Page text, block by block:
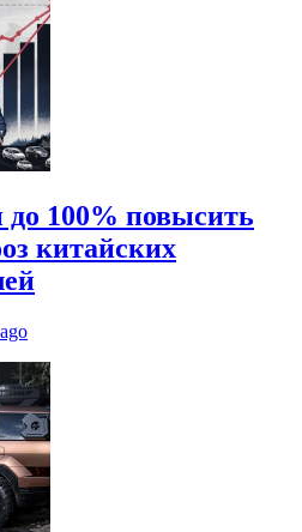
100% повысить
китайских